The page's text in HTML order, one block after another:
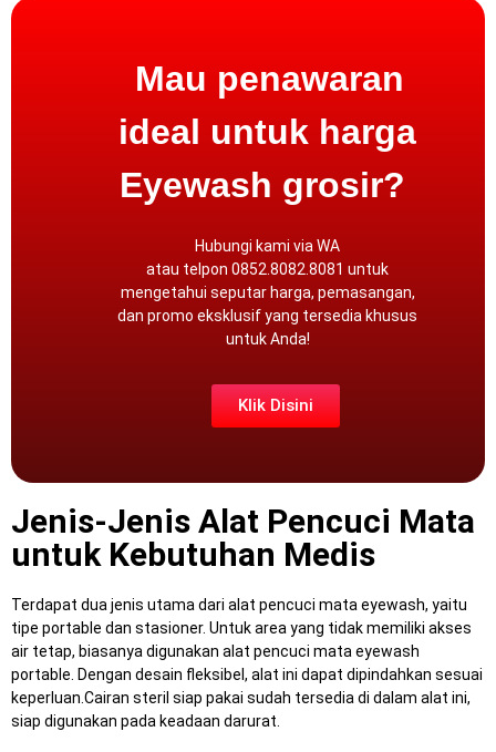
Mau penawaran
ideal untuk harga
Eyewash grosir?
Hubungi kami viaWA
atau telpon 0852.8082.8081 untuk
mengetahui seputar harga, pemasangan,
dan promo eksklusif yang tersedia khusus
untuk Anda!
Klik Disini
Jenis-Jenis Alat Pencuci Mata
untuk Kebutuhan Medis
Terdapat dua jenis utama dari alat pencuci mata eyewash, yaitu
tipe portable dan stasioner. Untuk area yang tidak memiliki akses
air tetap, biasanya digunakan alat pencuci mata eyewash
portable. Dengan desain fleksibel, alat ini dapat dipindahkan sesuai
keperluan. Cairan steril siap pakai sudah tersedia di dalam alat ini,
siap digunakan pada keadaan darurat.